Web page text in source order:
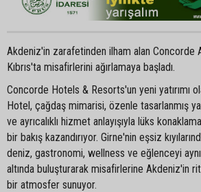
Akdeniz'in zarafetinden ilham alan Concorde
Kıbrıs'ta misafirlerini ağırlamaya başladı.
Concorde Hotels & Resorts'un yeni yatırımı
Hotel, çağdaş mimarisi, özenle tasarlanmış
ve ayrıcalıklı hizmet anlayışıyla lüks
bir bakış kazandırıyor. Girne'nin eşsiz
deniz, gastronomi, wellness ve eğlenceyi
altında buluşturarak misafirlerine Akdeniz'in
bir atmosfer sunuyor.